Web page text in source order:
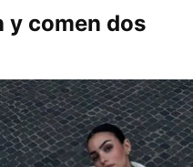
y comen dos